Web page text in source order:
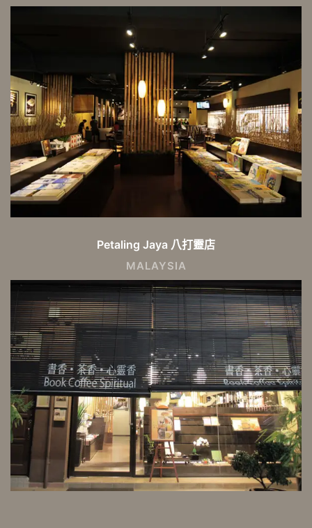
Petaling Jaya 八打靈店
MALAYSIA